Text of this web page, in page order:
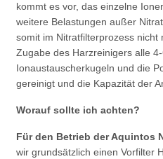
kommt es vor, das einzelne
weitere Belastungen außer
somit im Nitratfilterprozess nicht
Zugabe des Harzreinigers alle
Ionaustauscherkugeln und die
gereinigt und die Kapazität der
Worauf sollte ich achten?
Für den Betrieb der Aquintos
wir grundsätzlich einen Vorfilter